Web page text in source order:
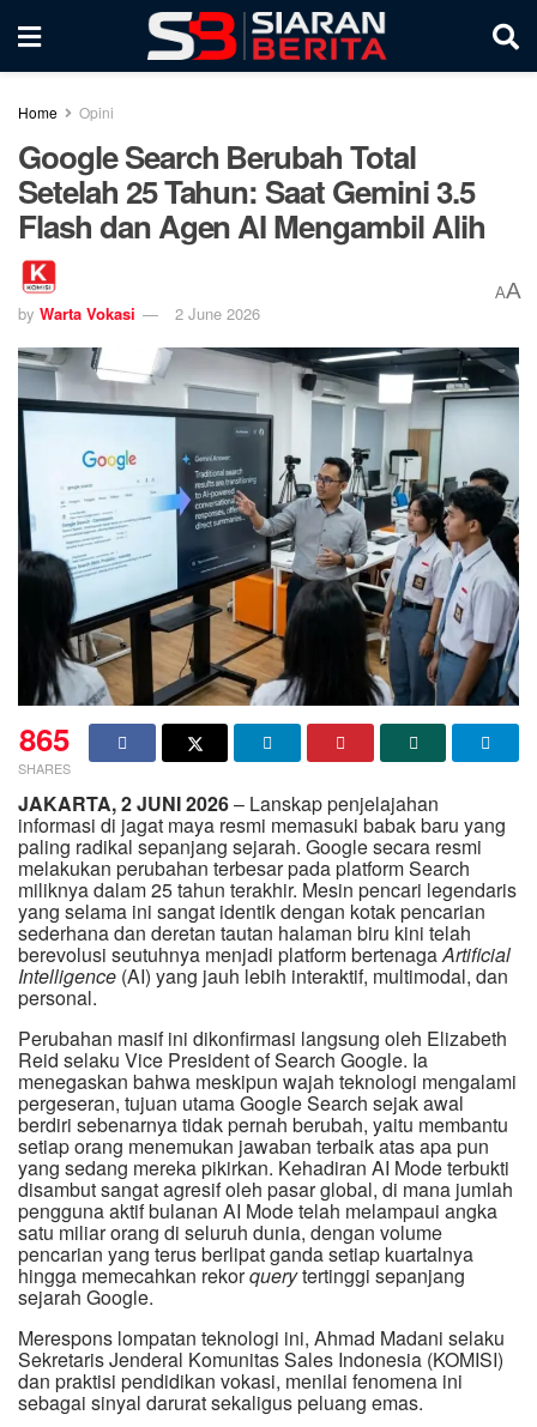
Home Opini
Google Search Berubah Total
Setelah 25 Tahun: Saat Gemini 3.5
Flash dan Agen AI Mengambil Alih
by Warta Vokasi 2 June 2026
AA
865
SHARES
JAKARTA, 2 JUNI 2026– Lanskap penjelajahan
informasi di jagat maya resmi memasuki babak baru yang
paling radikal sepanjang sejarah. Google secara resmi
melakukan perubahan terbesar pada platform Search
miliknya dalam 25 tahun terakhir. Mesin pencari legendaris
yang selama ini sangat identik dengan kotak pencarian
sederhana dan deretan tautan halaman biru kini telah
berevolusi seutuhnya menjadi platform bertenagaArtificial
Intelligence (AI) yang jauh lebih interaktif, multimodal, dan
personal.
Perubahan masif ini dikonfirmasi langsung oleh Elizabeth
Reid selaku Vice President of Search Google. Ia
menegaskan bahwa meskipun wajah teknologi mengalami
pergeseran, tujuan utama Google Search sejak awal
berdiri sebenarnya tidak pernah berubah, yaitu membantu
setiap orang menemukan jawaban terbaik atas apa pun
yang sedang mereka pikirkan. Kehadiran AI Mode terbukti
disambut sangat agresif oleh pasar global, di mana jumlah
pengguna aktif bulanan AI Mode telah melampaui angka
satu miliar orang di seluruh dunia, dengan volume
pencarian yang terus berlipat ganda setiap kuartalnya
hingga memecahkan rekorquerytertinggi sepanjang
sejarah Google.
Merespons lompatan teknologi ini, Ahmad Madani selaku
Sekretaris Jenderal Komunitas Sales Indonesia (KOMISI)
dan praktisi pendidikan vokasi, menilai fenomena ini
sebagai sinyal darurat sekaligus peluang emas.